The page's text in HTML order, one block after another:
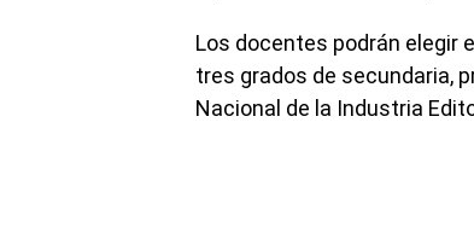
Los docentes podrán elegir
tres grados de secundaria,
Nacional de la Industria